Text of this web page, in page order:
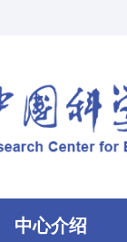
中心介绍